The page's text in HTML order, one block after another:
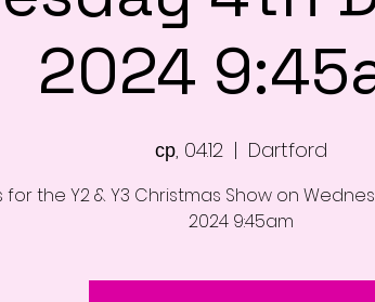
2024
ср, 04.12
  |
Dartford
for the Y2 & Y3 Christmas Show on
2024 9:45am